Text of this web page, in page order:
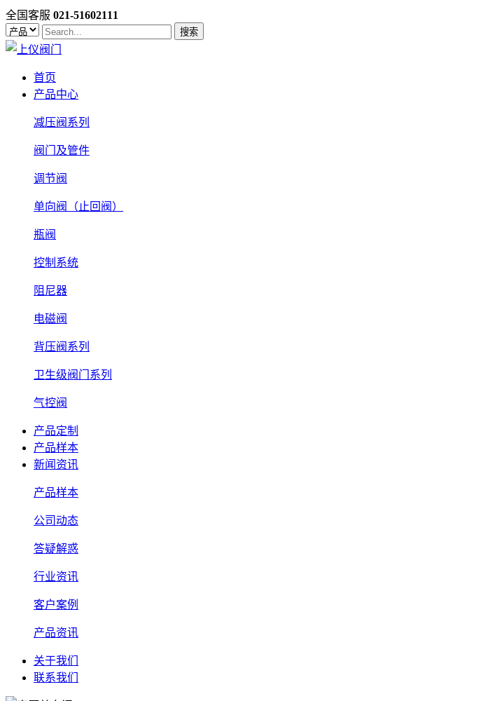
全国客服 021-51602111
搜索
首页
产品中心
减压阀系列
阀门及管件
调节阀
单向阀（止回阀）
瓶阀
控制系统
阻尼器
电磁阀
背压阀系列
卫生级阀门系列
气控阀
产品定制
产品样本
新闻资讯
产品样本
公司动态
答疑解惑
行业资讯
客户案例
产品资讯
关于我们
联系我们